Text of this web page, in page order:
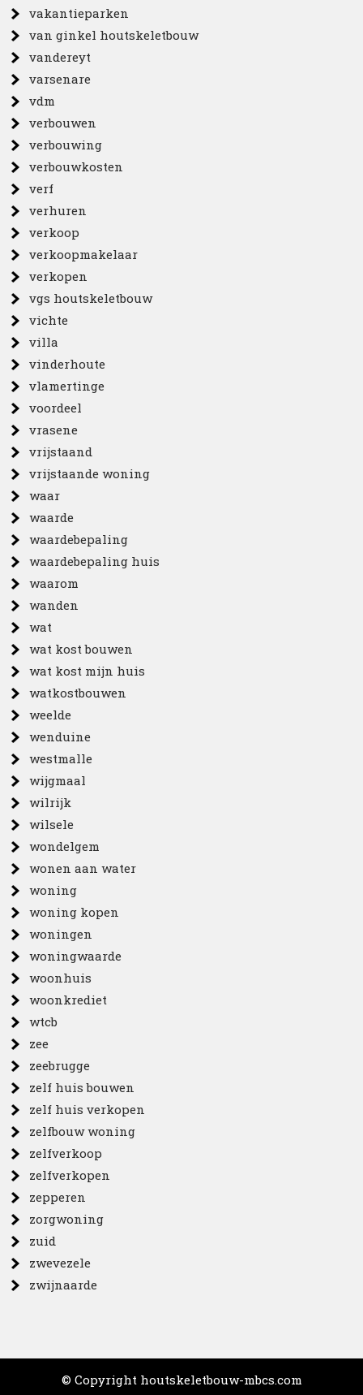
vakantieparken
van ginkel houtskeletbouw
vandereyt
varsenare
vdm
verbouwen
verbouwing
verbouwkosten
verf
verhuren
verkoop
verkoopmakelaar
verkopen
vgs houtskeletbouw
vichte
villa
vinderhoute
vlamertinge
voordeel
vrasene
vrijstaand
vrijstaande woning
waar
waarde
waardebepaling
waardebepaling huis
waarom
wanden
wat
wat kost bouwen
wat kost mijn huis
watkostbouwen
weelde
wenduine
westmalle
wijgmaal
wilrijk
wilsele
wondelgem
wonen aan water
woning
woning kopen
woningen
woningwaarde
woonhuis
woonkrediet
wtcb
zee
zeebrugge
zelf huis bouwen
zelf huis verkopen
zelfbouw woning
zelfverkoop
zelfverkopen
zepperen
zorgwoning
zuid
zwevezele
zwijnaarde
© Copyright houtskeletbouw-mbcs.com